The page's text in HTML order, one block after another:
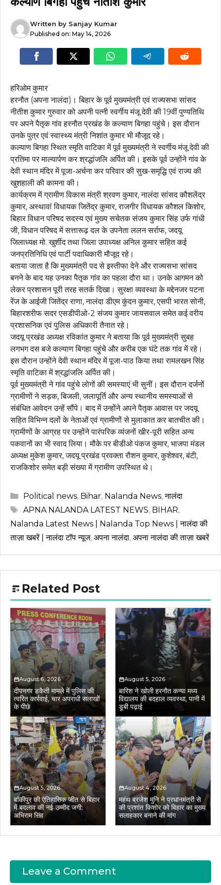
Written by Sanjay Kumar
Published on: May 14, 2026
हरिओम कुमार
हरनौत (अपना नालंदा)। बिहार के पूर्व मुख्यमंत्री एवं राज्यसभा सांसद
नीतीश कुमार गुरुवार को अपनी पत्नी स्वर्गीय मंजू देवी की 19वीं पुण्यतिथि
पर अपने पैतृक गांव हरनौत प्रखंड के कल्याण बिगहा पहुंचे। इस दौरान
उनके पुत्र एवं स्वास्थ्य मंत्री निशांत कुमार भी मौजूद रहे।
कल्याण बिगहा स्थित स्मृति वाटिका में पूर्व मुख्यमंत्री ने स्वर्गीय मंजू देवी की
प्रतिमा पर माल्यार्पण कर श्रद्धांजलि अर्पित की। इसके पूर्व उन्होंने गांव के
देवी स्थान मंदिर में पूजा-अर्चना कर परिवार की सुख-समृद्धि एवं राज्य की
खुशहाली की कामना की।
कार्यक्रम में ग्रामीण विकास मंत्री श्रवण कुमार, नालंदा सांसद कौशलेंद्र
कुमार, अस्थावां विधायक जितेंद्र कुमार, राजगीर विधायक कौशल किशोर,
बिहार विधान परिषद सदस्य एवं मुख्य सचेतक संजय कुमार सिंह उर्फ गांधी
जी, विधान परिषद में सत्तारूढ़ दल के उपनेता ललन सर्राफ, जदयू
जिलाध्यक्ष मो. खुर्शीद तथा जिला उपाध्यक्ष अनिल कुमार सहित कई
जनप्रतिनिधि एवं पार्टी पदाधिकारी मौजूद रहे।
बताया जाता है कि मुख्यमंत्री पद से इस्तीफा देने और राज्यसभा सांसद
बनने के बाद यह उनका पैतृक गांव का पहला दौरा था। उनके आगमन को
लेकर प्रशासन पूरी तरह सतर्क दिखा। सुरक्षा व्यवस्था के मद्देनजर पटना
रेंज के आईजी जितेंद्र राणा, नालंदा डीएम कुंदन कुमार, एसपी भारत सोनी,
बिहारशरीफ सदर एसडीपीओ-2 संजय कुमार जायसवाल समेत कई वरीय
प्रशासनिक एवं पुलिस अधिकारी तैनात रहे।
जदयू प्रखंड अध्यक्ष रविकांत कुमार ने बताया कि पूर्व मुख्यमंत्री सुबह
लगभग दस बजे कल्याण बिगहा पहुंचे और करीब एक घंटे तक गांव में रहे।
इस दौरान उन्होंने देवी स्थान मंदिर में पूजा-पाठ किया तथा रामलखन सिंह
स्मृति वाटिका में श्रद्धांजलि अर्पित की।
पूर्व मुख्यमंत्री ने गांव पहुंचे लोगों की समस्याएं भी सुनीं। इस दौरान दर्जनों
ग्रामीणों ने सड़क, बिजली, जलापूर्ति और अन्य स्थानीय समस्याओं से
संबंधित आवेदन उन्हें सौंपे। बाद में उन्होंने अपने पैतृक आवास पर जदयू
सहित विभिन्न दलों के नेताओं एवं ग्रामीणों से मुलाकात कर बातचीत की।
ग्रामीणों के आग्रह पर उन्होंने पारंपरिक व्यंजनों खीर-पूरी सहित अन्य
पकवानों का भी स्वाद लिया। मौके पर बीडीओ पंकज कुमार, भाजपा मंडल
अध्यक्ष मुकेश कुमार, जदयू प्रखंड प्रवक्ता रौशन कुमार, कुशेश्वर, बंटी,
राजकिशोर समेत बड़ी संख्या में ग्रामीण उपस्थित थे।
Categories
Political news, Bihar, Nalanda News,नालंदा
Tags
APNA NALANDA LATEST NEWS, BIHAR,
Nalanda Latest News | Nalanda Top News | नालंदा की
ताज़ा खबरें | नालंदा टॉप न्यूज, अपना नालंदा, अपना नालंदा की ताज़ा खबरें
Related Post
August 6, 2026
दीपनगर डकैती मामले में पुलिस की
त्वरित कार्रवाई, चार अपराधी सलाखों
के पीछे
August 5, 2026
बारिश ने खोली हरनौत कन्या मध्य
विद्यालय की बदहाल व्यवस्था, पानी में
डूबी पढ़ाई
August 5, 2026
बांकीपुर की ऐतिहासिक जीत से बिहार
में बदलाव की नई उम्मीद जगी:
अभिराम सिंह
August 4, 2026
महंथ ब्रजेश मुनि ने प्रधानमंत्री से
की प्रशांत किशोर को बिहार का मुख्य
सलाहकार बनाने की मांग
Leave a Comment